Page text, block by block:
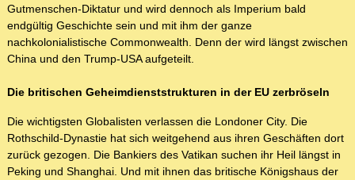
Gutmenschen-Diktatur und wird dennoch als Imperium bald
endgültig Geschichte sein und mit ihm der ganze
nachkolonialistische Commonwealth. Denn der wird längst zwischen
China und den Trump-USA aufgeteilt.
Die britischen Geheimdienststrukturen in der EU zerbröseln
Die wichtigsten Globalisten verlassen die Londoner City. Die
Rothschild-Dynastie hat sich weitgehend aus ihren Geschäften dort
zurück gezogen. Die Bankiers des Vatikan suchen ihr Heil längst in
Peking und Shanghai. Und mit ihnen das britische Königshaus der